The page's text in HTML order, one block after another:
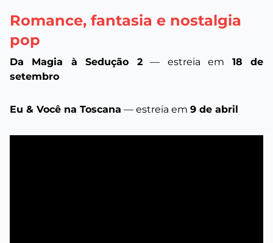
Romance, fantasia e nostalgia
pop
Da Magia à Sedução 2— estreia em 18 de
setembro
Eu & Você na Toscana — estreia em 9 de abril